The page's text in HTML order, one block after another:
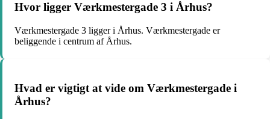
Hvor ligger Værkmestergade 3 i Århus?
Værkmestergade 3 ligger i Århus. Værkmestergade er
beliggende i centrum af Århus.
Hvad er vigtigt at vide om Værkmestergade i
Århus?